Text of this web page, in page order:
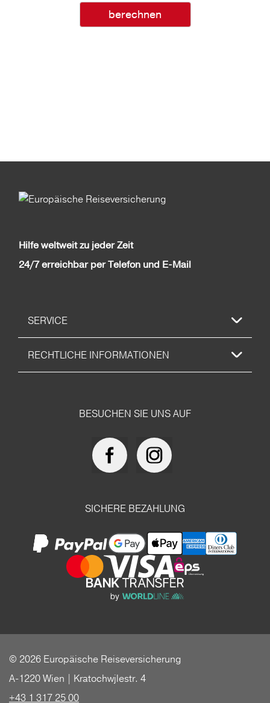
berechnen
Hilfe weltweit zu jeder Zeit
24/7 erreichbar per Telefon und E-Mail
SERVICE
RECHTLICHE INFORMATIONEN
BESUCHEN SIE UNS AUF
SICHERE BEZAHLUNG
© 2026 Europäische Reiseversicherung
A-1220 Wien | Kratochwjlestr. 4
+43 1 317 25 00